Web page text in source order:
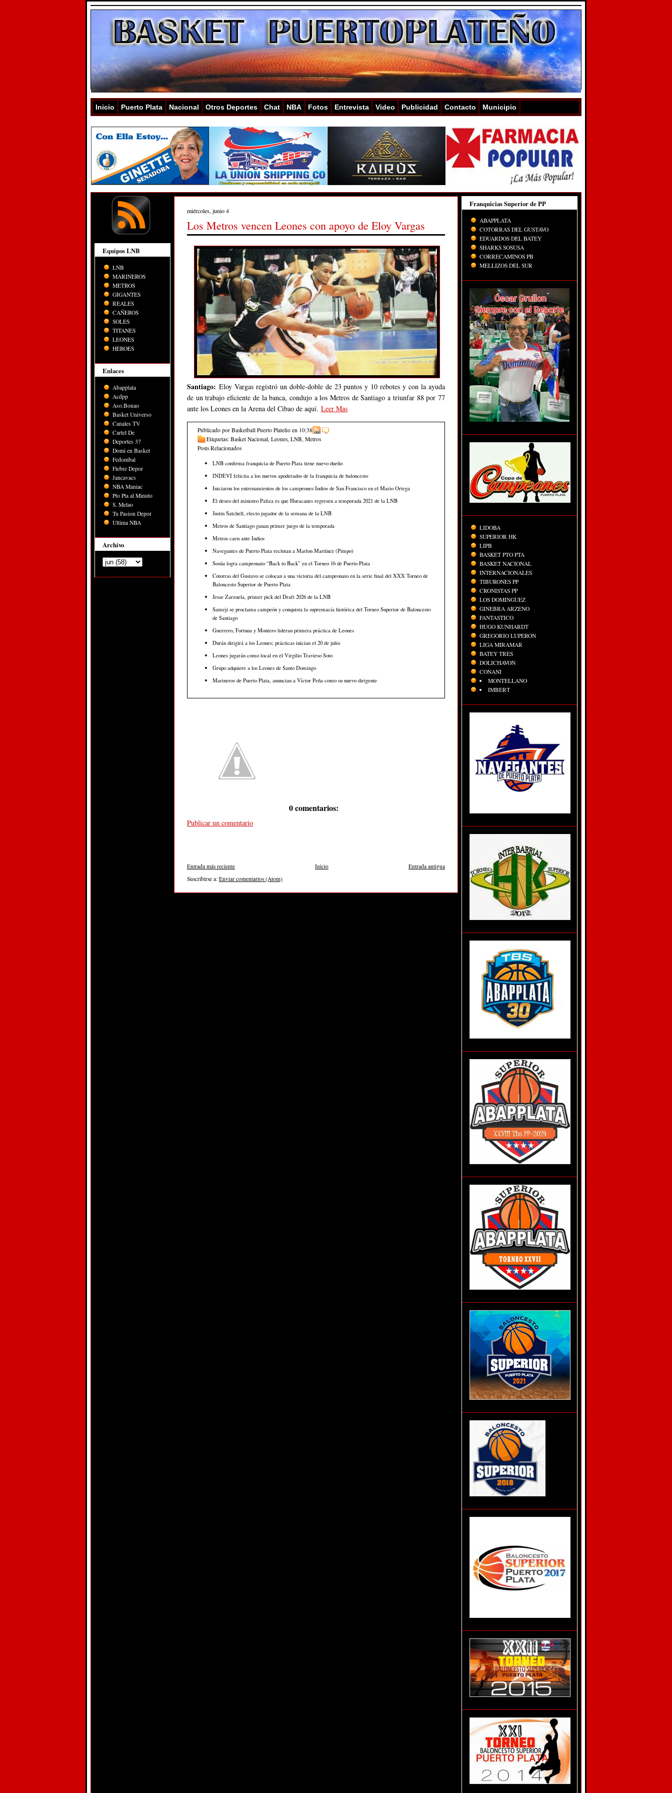
Inicio Puerto Plata Nacional Otros Deportes Chat NBA Fotos Entrevista Video Publicidad Contacto Municipio
Equipos LNB
LNB
MARINEROS
METROS
GIGANTES
REALES
CAÑEROS
SOLES
TITANES
LEONES
HEROES
Enlaces
Abapplata
Acdpp
Aso.Bonao
Basket Universo
Canales TV
Cartel De
Deportes 37
Domi en Basket
Fedombal
Fiebre Depor
Jancavacs
NBA Maniac
Pto Pta al Minuto
S. Melao
Tu Pasion Depor
Ultima NBA
Archivo
miércoles, junio 4
Los Metros vencen Leones con apoyo de Eloy Vargas
Santiago: Eloy Vargas registró un doble-doble de 23 puntos y 10 rebotes y con la ayuda
de un trabajo eficiente de la banca, condujo a los Metros de Santiago a triunfar 88 por 77
ante los Leones en la Arena del Cibao de aquí. Leer Mas
Publicado por Basketball Puerto Plateño en 10:38
Etiquetas: Basket Nacional, Leones, LNB, Metros
Posts Relacionados
LNB confirma franquicia de Puerto Plata tiene nuevo dueño
INDEVI felicita a los nuevos apoderados de la franquicia de baloncesto
Iniciaron los entrenamientos de los campeones Indios de San Francisco en el Mario Ortega
El deseo del ministro Paliza es que Huracanes regresen a temporada 2021 de la LNB
Justin Satchell, electo jugador de la semana de la LNB
Metros de Santiago ganan primer juego de la temporada
Metros caen ante Indios
Navegantes de Puerto Plata reclutan a Marlon Martínez (Pimpo)
Sosúa logra campeonato “Back to Back” en el Torneo 16 de Puerto Plata
Cotorras del Gustavo se colocan a una victoria del campeonato en la serie final del XXX Torneo de
Baloncesto Superior de Puerto Plata
Jesse Zarzuela, primer pick del Draft 2026 de la LNB
Sameji se proclama campeón y conquista la supremacía histórica del Torneo Superior de Baloncesto
de Santiago
Guerrero, Fortuna y Montero lideran primera práctica de Leones
Durán dirigirá a los Leones; prácticas inician el 20 de julio
Leones jugarán como local en el Virgilio Travieso Soto
Grupo adquiere a los Leones de Santo Domingo
Marineros de Puerto Plata, anuncian a Víctor Peña como su nuevo dirigente
0 comentarios:
Publicar un comentario
Entrada más reciente Entrada antigua
Inicio
Suscribirse a: Enviar comentarios (Atom)
Franquicias Superior de PP
ABAPPLATA
COTORRAS DEL GUSTAVO
EDUARDOS DEL BATEY
SHARKS SOSUSA
CORRECAMINOS PB
MELLIZOS DEL SUR
LIDOBA
SUPERIOR HK
LIPB
BASKET PTO PTA
BASKET NACIONAL
INTERNACIONALES
TIBURONES PP
CRONISTAS PP
LOS DOMINGUEZ
GINEBRA ARZENO
FANTASTICO
HUGO KUNHARDT
GREGORIO LUPERON
LIGA MIRAMAR
BATEY TRES
DOLICHAVON
CONANI
MONTELLANO
IMBERT